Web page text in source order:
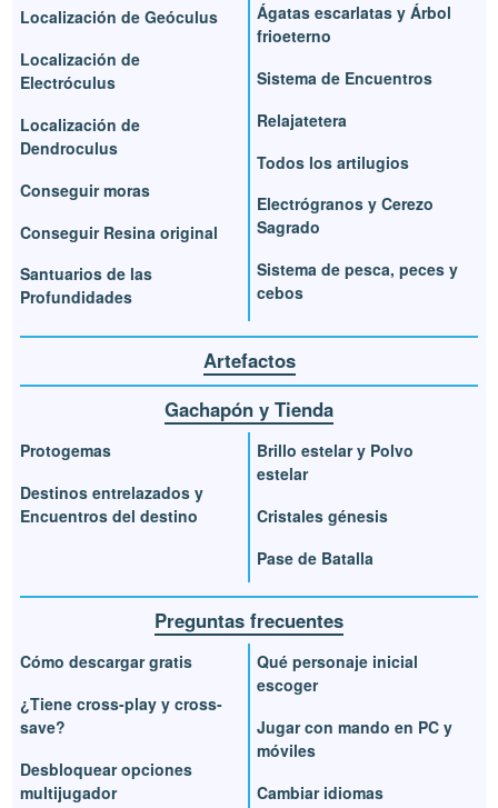
Localización de Geóculus
Localización de
Electróculus
Localización de
Dendroculus
Conseguir moras
Conseguir Resina original
Santuarios de las
Profundidades
Ágatas escarlatas y Árbol
frioeterno
Sistema de Encuentros
Relajatetera
Todos los artilugios
Electrógranos y Cerezo
Sagrado
Sistema de pesca, peces y
cebos
Artefactos
Gachapón y Tienda
Protogemas
Destinos entrelazados y
Encuentros del destino
Brillo estelar y Polvo
estelar
Cristales génesis
Pase de Batalla
Preguntas frecuentes
Cómo descargar gratis
¿Tiene cross-play y cross-
save?
Desbloquear opciones
multijugador
Qué personaje inicial
escoger
Jugar con mando en PC y
móviles
Cambiar idiomas